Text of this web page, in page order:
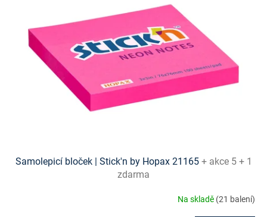
Samolepicí bloček | Stick'n by Hopax 21165 + akce 5 + 1
zdarma
Na skladě (21 balení)